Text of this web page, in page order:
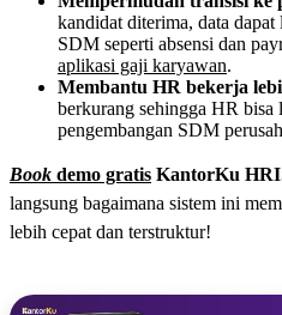
kandidat diterima, data
SDM seperti absensi dan
aplikasi gaji karyawan.
Membantu HR bekerja
berkurang sehingga HR bisa
pengembangan SDM
Book demo gratis KantorKu
langsung bagaimana sistem ini
lebih cepat dan terstruktur!